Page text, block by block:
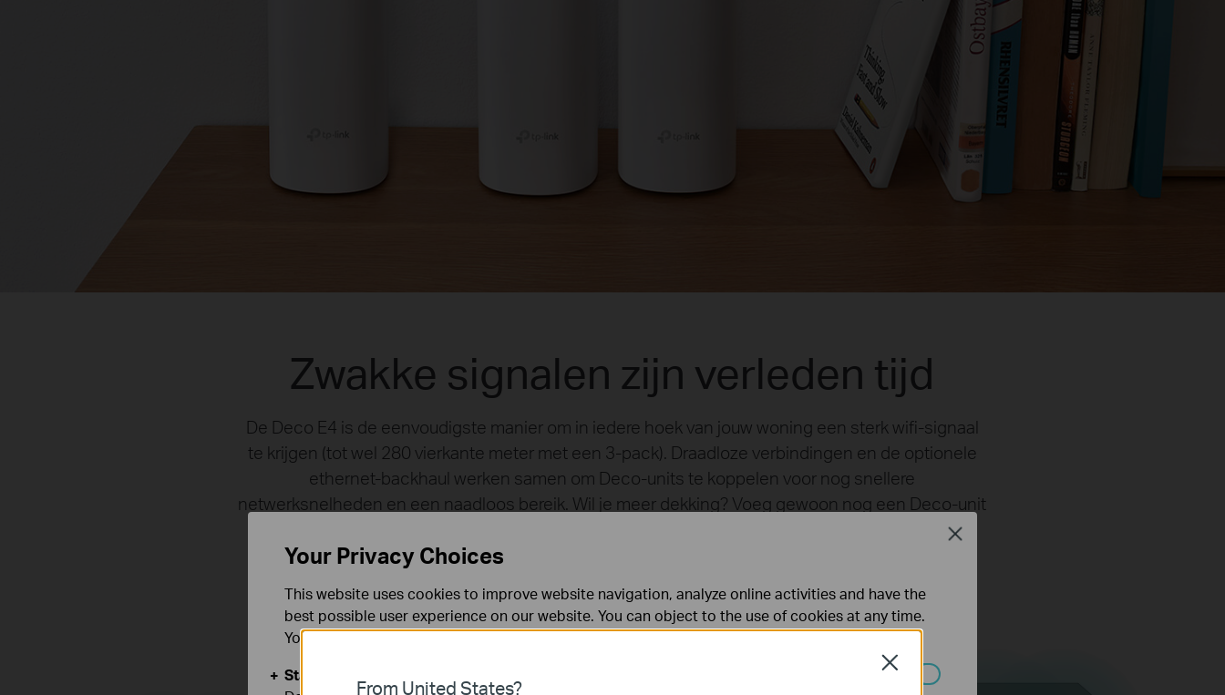
Zwakke signalen zijn verleden tijd
De Deco E4 is de eenvoudigste manier om in iedere hoek van jouw woning een sterk wifi-signaal
te krijgen (tot wel 280 vierkante meter met een 3-pack). Draadloze verbindingen en de optionele
ethernet-backhaul werken samen om Deco-units te koppelen voor nog snellere
netwerksnelheden en een naadloos bereik. Wil je meer dekking? Voeg gewoon nog een Deco-unit
From United States?
Close
Your Privacy Choices
This website uses cookies to improve website navigation, analyze online activities and have the
best possible user experience on our website. You can object to the use of cookies at any time.
You can find more information in ourprivacy policy.Don’t show again
Standaard Cookies
Close